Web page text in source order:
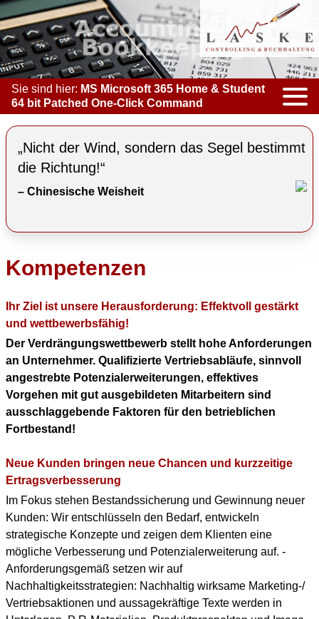
Sie sind hier: MS Microsoft 365 Home & Student
64 bit Patched One-Click Command
KOMPETENZEN
ACCOUNTING & BOOKKEEPING
CONTROLLING
COACHING
DOWNLOAD PDF
BERUFLICHER WERDEGANG
„Nicht der Wind, sondern das Segel bestimmt
die Richtung!“
– Chinesische Weisheit
Kompetenzen
Ihr Ziel ist unsere Herausforderung: Effektvoll gestärkt
und wettbewerbsfähig!
Der Verdrängungswettbewerb stellt hohe Anforderungen
an Unternehmer. Qualifizierte Vertriebsabläufe, sinnvoll
angestrebte Potenzialerweiterungen, effektives
Vorgehen mit gut ausgebildeten Mitarbeitern sind
ausschlaggebende Faktoren für den betrieblichen
Fortbestand!
Neue Kunden bringen neue Chancen und kurzzeitige
Ertragsverbesserung
Im Fokus stehen Bestandssicherung und Gewinnung neuer
Kunden: Wir entschlüsseln den Bedarf, entwickeln
strategische Konzepte und zeigen dem Klienten eine
mögliche Verbesserung und Potenzialerweiterung auf. -
Anforderungsgemäß setzen wir auf
Nachhaltigkeitsstrategien: Nachhaltig wirksame Marketing-/
Vertriebsaktionen und aussagekräftige Texte werden in